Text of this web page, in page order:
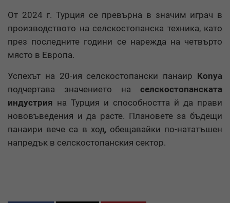
От 2024 г. Турция се превърна в значим играч в
производството на селскостопанска техника, като
през последните години се нарежда на четвърто
място в Европа.
Успехът на 20-ия селскостопански панаир Konya
подчертава значението на селскостопанската
индустрия на Турция и способността й да прави
нововъведения и да расте. Плановете за бъдещи
панаири вече са в ход, обещавайки по-нататъшен
напредък в селскостопанския сектор.